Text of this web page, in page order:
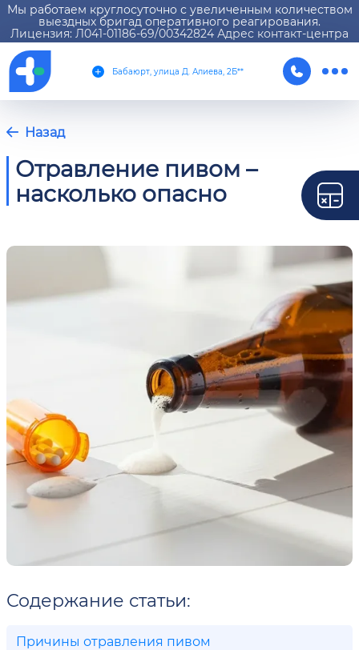
Мы работаем круглосуточно с увеличенным количеством
выездных бригад оперативного реагирования.
Лицензия: Л041-01186-69/00342824 Адрес контакт-центра
Бабаюрт, улица Д. Алиева, 2Б**
Назад
Отравление пивом –
насколько опасно
Содержание статьи:
Причины отравления пивом